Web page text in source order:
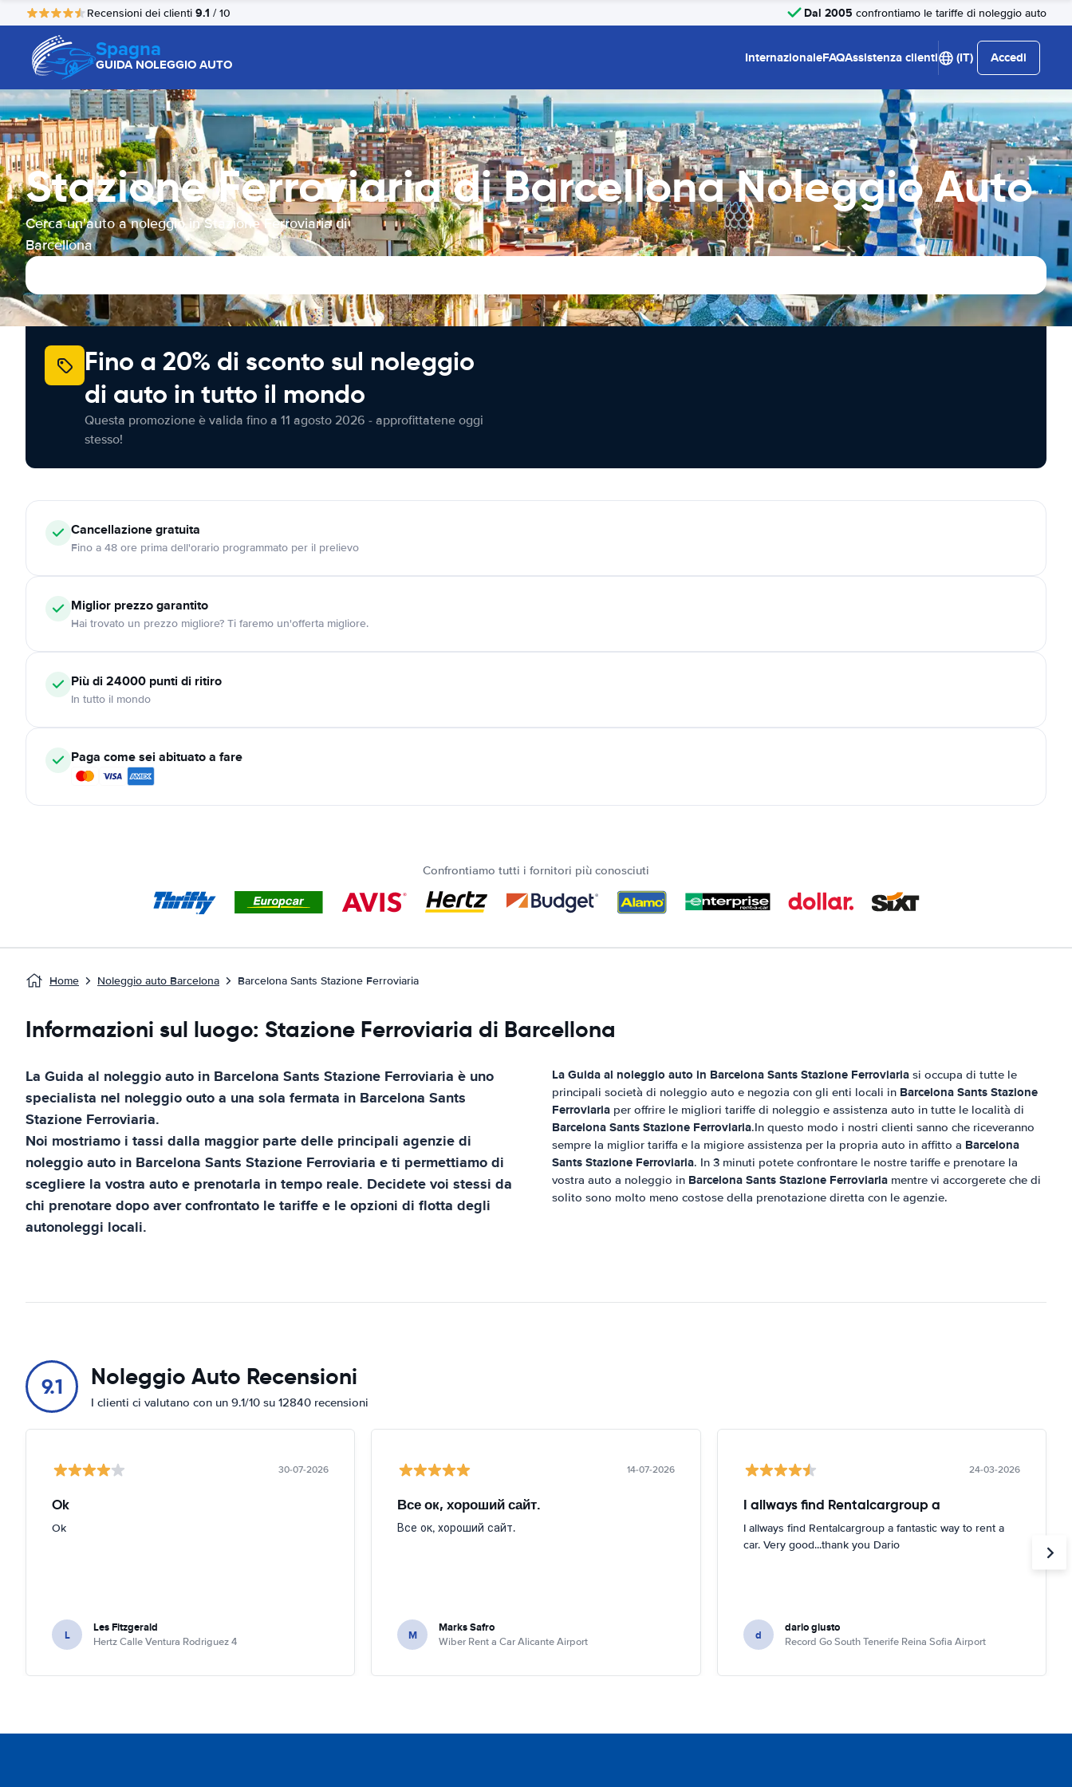
Recensioni dei clienti 9.1 / 10 Dal 2005 confrontiamo le tariffe di noleggio auto
Spagna
GUIDA NOLEGGIO AUTO InternazionaleFAQAssistenza clienti (IT) Accedi
Stazione Ferroviaria di Barcellona Noleggio Auto
Cerca un'auto a noleggio in Stazione Ferroviaria di
Barcellona
Fino a 20% di sconto sul noleggio
di auto in tutto il mondo
Questa promozione è valida fino a 11 agosto 2026 - approfittatene oggi
stesso!
Cancellazionegratuita
Fino a 48 ore prima dell'orario programmato per il prelievo
Miglior prezzo garantito
Hai trovato un prezzo migliore? Ti faremo un'offerta migliore.
Più di 24000 punti di ritiro
In tutto il mondo
Paga come sei abituato a fare
Confrontiamo tutti i fornitori più conosciuti
Home Noleggio auto Barcelona Barcelona Sants Stazione Ferroviaria
Informazioni sul luogo: Stazione Ferroviaria di Barcellona
La Guida al noleggio auto in Barcelona Sants Stazione Ferroviaria è uno
specialista nel noleggio outo a una sola fermata in Barcelona Sants
Stazione Ferroviaria.
Noi mostriamo i tassi dalla maggior parte delle principali agenzie di
noleggio auto in Barcelona Sants Stazione Ferroviaria e ti permettiamo di
scegliere la vostra auto e prenotarla in tempo reale. Decidete voi stessi da
chi prenotare dopo aver confrontato le tariffe e le opzioni di flotta degli
autonoleggi locali.
La Guida al noleggio auto in Barcelona Sants Stazione Ferroviaria si occupa di tutte le
principali società di noleggio auto e negozia con gli enti locali in Barcelona Sants Stazione
Ferroviaria per offrire le migliori tariffe di noleggio e assistenza auto in tutte le località di
Barcelona Sants Stazione Ferroviaria.In questo modo i nostri clienti sanno che riceveranno
sempre la miglior tariffa e la migiore assistenza per la propria auto in affitto a Barcelona
Sants Stazione Ferroviaria. In 3 minuti potete confrontare le nostre tariffe e prenotare la
vostra auto a noleggio in Barcelona Sants Stazione Ferroviaria mentre vi accorgerete che di
solito sono molto meno costose della prenotazione diretta con le agenzie.
9.1 Noleggio Auto Recensioni
I clienti ci valutano con un 9.1/10 su 12840 recensioni
30-07-2026
Ok
Ok
L Les Fitzgerald
Hertz Calle Ventura Rodriguez 4
14-07-2026
Все ок, хороший сайт.
Все ок, хороший сайт.
M Marks Safro
Wiber Rent a Car Alicante Airport
24-03-2026
I allways find Rentalcargroup a
I allways find Rentalcargroup a fantastic way to rent a
car. Very good...thank you Dario
d dario giusto
Record Go South Tenerife Reina Sofia Airport